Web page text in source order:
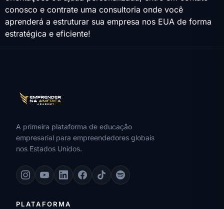
conosco e contrate uma consultoria onde você
aprenderá a estruturar sua empresa nos EUA de forma
estratégica e eficiente!
A primeira plataforma de educação
empresarial para empreendedores globais
nos Estados Unidos.
PLATAFORMA